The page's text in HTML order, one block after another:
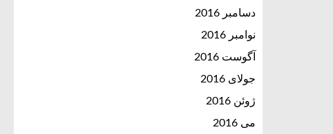
دسامبر 2016
نوامبر 2016
آگوست 2016
جولای 2016
ژوئن 2016
می 2016